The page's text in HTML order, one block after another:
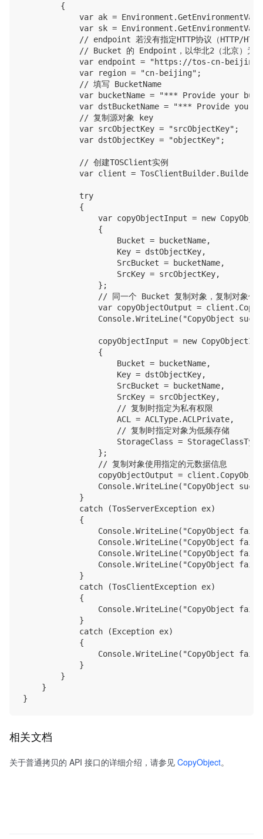
        {
var ak =
var sk =
// endpoint 若没有指定HTTP协议（HTTP/
// Bucket 的 Endpoint，以华北2（北京）
var endpoint = "https://tos-cn-
            var region = "cn-beijing";
            // 填写 BucketName
var bucketName = "*** Provide your
var dstBucketName = "*** Provide your
            // 复制源对象 key
            var srcObjectKey = "srcObjectKey";
            var dstObjectKey = "objectKey";
            // 创建TOSClient实例
var client =
            try
            {
var copyObjectInput = new
                {
                    Bucket = bucketName,
                    Key = dstObjectKey,
                    SrcBucket = bucketName,
                    SrcKey = srcObjectKey,
                };
// 同一个 Bucket 复制对象，复制对象使
var copyObjectOutput =
Console.WriteLine("CopyObject
copyObjectInput = new
                {
                    Bucket = bucketName,
                    Key = dstObjectKey,
                    SrcBucket = bucketName,
                    SrcKey = srcObjectKey,
                    // 复制时指定为私有权限
                    ACL = ACLType.ACLPrivate,
                    // 复制时指定对象为低频存储
StorageClass =
                };
                // 复制对象使用指定的元数据信息
copyObjectOutput =
Console.WriteLine("CopyObject
            }
            catch (TosServerException ex)
            {
Console.WriteLine("CopyObject
Console.WriteLine("CopyObject
Console.WriteLine("CopyObject
Console.WriteLine("CopyObject
            }
            catch (TosClientException ex)
            {
Console.WriteLine("CopyObject
            }
            catch (Exception ex)
            {
Console.WriteLine("CopyObject
            }
        }
    }
相关文档
关于普通拷贝的 API 接口的详细介绍，请参见 CopyObject。